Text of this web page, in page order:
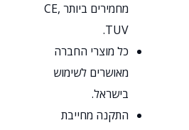
מחמירים ביותר CE,
TUV.
כל מוצרי החברה
מאושרים לשימוש
בישראל.
התקנה מחייבת